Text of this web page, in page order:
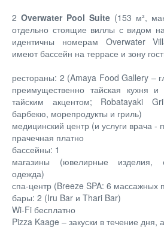
2 Overwater Pool Suite (153 м²,
отдельно стоящие виллы с видом
идентичны номерам Overwater
имеют бассейн на террасе и зону
рестораны: 2 (Amaya Food Gallery –
преимущественно тайская кухня
тайским акцентом; Robatayaki
барбекю, морепродукты и гриль)
медицинский центр (и услуги врача -
прачечная платно
бассейны: 1
магазины (ювелирные изделия,
одежда)
спа-центр (Breeze SPA: 6 массажных
бары: 2 (Iru Bar и Thari Bar)
Wi-Fi бесплатно
Pizza Kaage – закуски в течение дня,